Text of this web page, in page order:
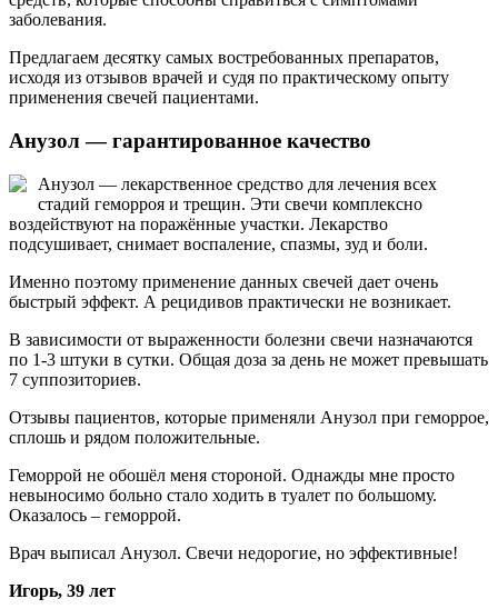
заболевания.
Предлагаем десятку самых востребованных препаратов,
исходя из отзывов врачей и судя по практическому опыту
применения свечей пациентами.
Анузол — гарантированное качество
Анузол — лекарственное средство для лечения всех
стадий геморроя и трещин. Эти свечи комплексно
воздействуют на поражённые участки. Лекарство
подсушивает, снимает воспаление, спазмы, зуд и боли.
Именно поэтому применение данных свечей дает очень
быстрый эффект. А рецидивов практически не возникает.
В зависимости от выраженности болезни свечи назначаются
по 1-3 штуки в сутки. Общая доза за день не может превышать
7 суппозиториев.
Отзывы пациентов, которые применяли Анузол при геморрое,
сплошь и рядом положительные.
Геморрой не обошёл меня стороной. Однажды мне просто
невыносимо больно стало ходить в туалет по большому.
Оказалось – геморрой.
Врач выписал Анузол. Свечи недорогие, но эффективные!
Игорь, 39 лет